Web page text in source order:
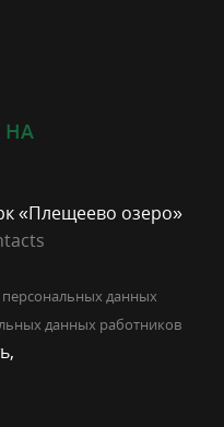
НА
«Плещеево озеро»
данных
данных работников